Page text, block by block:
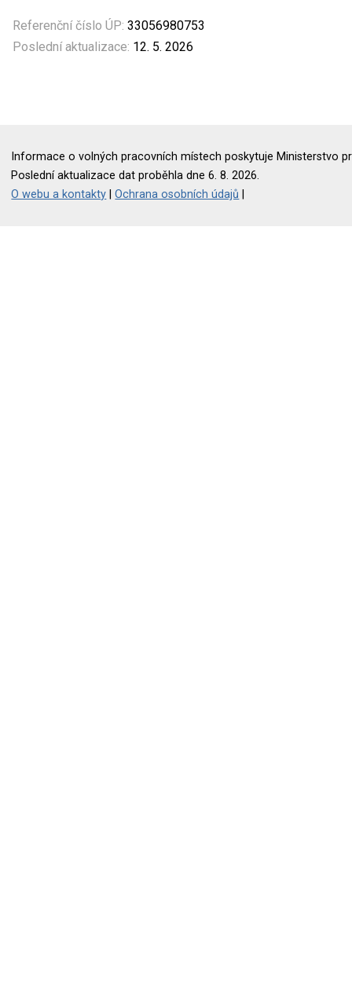
Referenční číslo ÚP: 33056980753
Poslední aktualizace: 12. 5. 2026
Informace o volných pracovních místech poskytuje Ministerstvo
Poslední aktualizace dat proběhla dne 6. 8. 2026.
O webu a kontakty |Ochrana osobních údajů